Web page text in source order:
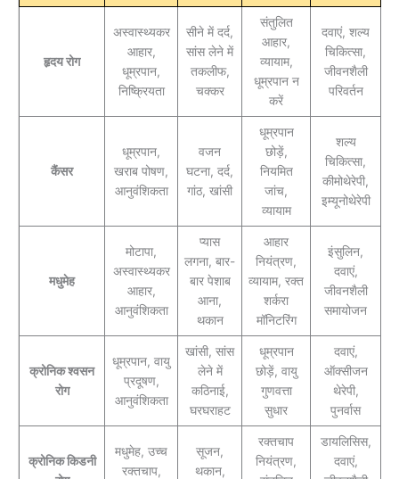
हृदय रोग
अस्वास्थ्यकर
आहार,
धूम्रपान,
निष्क्रियता
सीने में दर्द,
सांस लेने में
तकलीफ,
चक्कर
संतुलित
आहार,
व्यायाम,
धूम्रपान न
करें
दवाएं, शल्य
चिकित्सा,
जीवनशैली
परिवर्तन
कैंसर
धूम्रपान,
खराब पोषण,
आनुवंशिकता
वजन
घटना, दर्द,
गांठ, खांसी
धूम्रपान
छोड़ें,
नियमित
जांच,
व्यायाम
शल्य
चिकित्सा,
कीमोथेरेपी,
इम्यूनोथेरेपी
मधुमेह
मोटापा,
अस्वास्थ्यकर
आहार,
आनुवंशिकता
प्यास
लगना, बार-
बार पेशाब
आना,
थकान
आहार
नियंत्रण,
व्यायाम, रक्त
शर्करा
मॉनिटरिंग
इंसुलिन,
दवाएं,
जीवनशैली
समायोजन
क्रोनिक श्वसन
रोग
धूम्रपान, वायु
प्रदूषण,
आनुवंशिकता
खांसी, सांस
लेने में
कठिनाई,
घरघराहट
धूम्रपान
छोड़ें, वायु
गुणवत्ता
सुधार
दवाएं,
ऑक्सीजन
थेरेपी,
पुनर्वास
क्रोनिक किडनी
मधुमेह, उच्च
रक्तचाप,
सूजन,
थकान,
रक्तचाप
नियंत्रण,
डायलिसिस,
दवाएं,